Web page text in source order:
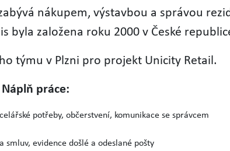
nákupem, výstavbou a správou
byla založena roku 2000 v České
týmu v Plzni pro projekt Unicity Retail.
Náplň práce:
potřeby, občerstvení, komunikace se správcem
smluv, evidence došlé a odeslané pošty